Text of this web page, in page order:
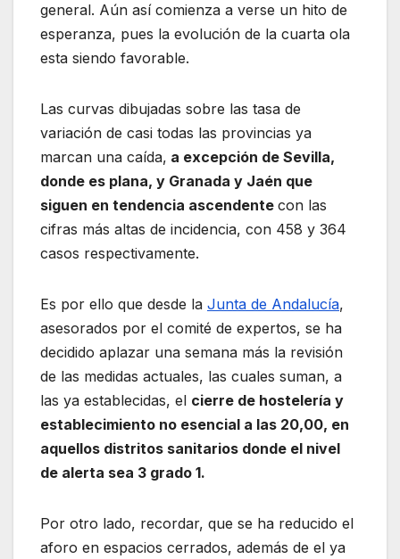
general. Aún así comienza a verse un hito de
esperanza, pues la evolución de la cuarta ola
esta siendo favorable.
Las curvas dibujadas sobre las tasa de
variación de casi todas las provincias ya
marcan una caída, a excepción de Sevilla,
donde es plana, y Granada y Jaén que
siguen en tendencia ascendente con las
cifras más altas de incidencia, con 458 y 364
casos respectivamente.
Es por ello que desde la Junta de Andalucía,
asesorados por el comité de expertos, se ha
decidido aplazar una semana más la revisión
de las medidas actuales, las cuales suman, a
las ya establecidas, el cierre de hostelería y
establecimiento no esencial a las 20,00, en
aquellos distritos sanitarios donde el nivel
de alerta sea 3 grado 1.
Por otro lado, recordar, que se ha reducido el
aforo en espacios cerrados, además de el ya